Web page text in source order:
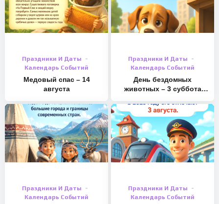
Праздники И Даты
Календарь Событий
Медовый спас – 14
августа
Праздники И Даты
Календарь Событий
День бездомных
животных – 3 суббота
Праздники И Даты
Календарь Событий
Праздники И Даты
Календарь Событий